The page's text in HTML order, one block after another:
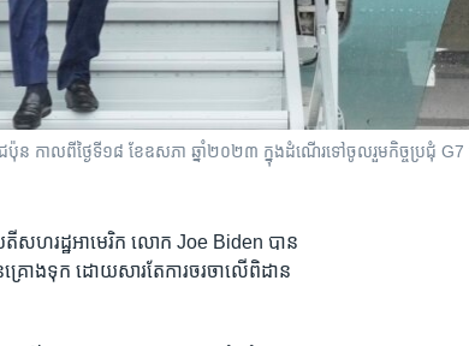
កាល​ពី​ថ្ងៃ​ទី​១៨ ខែ​ឧសភា ឆ្នាំ​២០២៣ ក្នុង​ដំណើរ​ទៅ​ចូលរួម​កិច្ច​ប្រជុំ​ G7
តី​សហរដ្ឋអាមេរិក​ លោក Joe Biden បាន​
ោង​ទុក ដោយសារ​តែ​ការ​ចរចា​លើ​ពិដាន​